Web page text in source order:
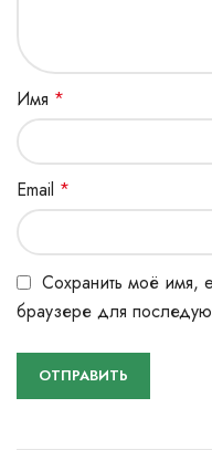
Имя *
Email *
Сохранить моё имя,
браузере для